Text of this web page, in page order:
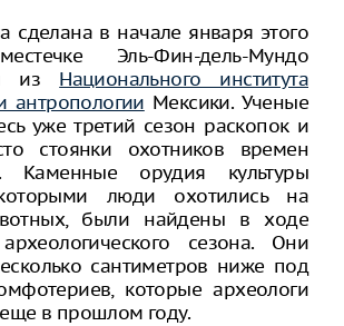
сделана в начале января этого
Эль-Фин-дель-Мундо
из Национального института
антропологии Мексики. Ученые
уже третий сезон раскопок и
стоянки охотников времен
Каменные орудия культуры
люди охотились на
были найдены в ходе
сезона. Они
сантиметров ниже под
которые археологи
в прошлом году.